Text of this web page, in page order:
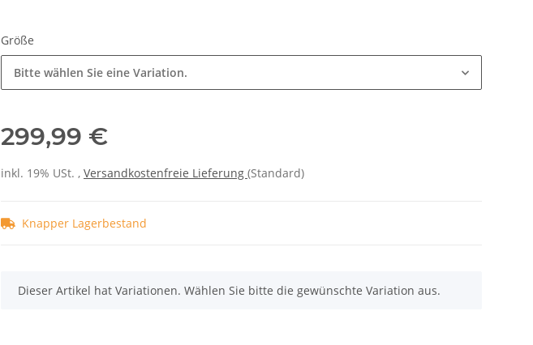
Größe
Bitte wählen Sie eine Variation.
299,99 €
inkl. 19% USt. , Versandkostenfreie Lieferung (Standard)
Knapper Lagerbestand
x
Dieser Artikel hat Variationen. Wählen Sie bitte die gewünschte Variation aus.